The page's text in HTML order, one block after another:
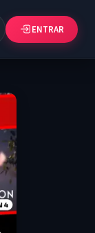
ENTRAR